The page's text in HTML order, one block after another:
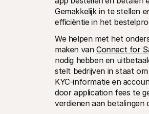
Gemakkelijk in te stellen
efficiëntie in het
We helpen met het
maken van Connect for
nodig hebben en
stelt bedrijven in staat
KYC-informatie en
door application fees te
verdienen aan betalingen